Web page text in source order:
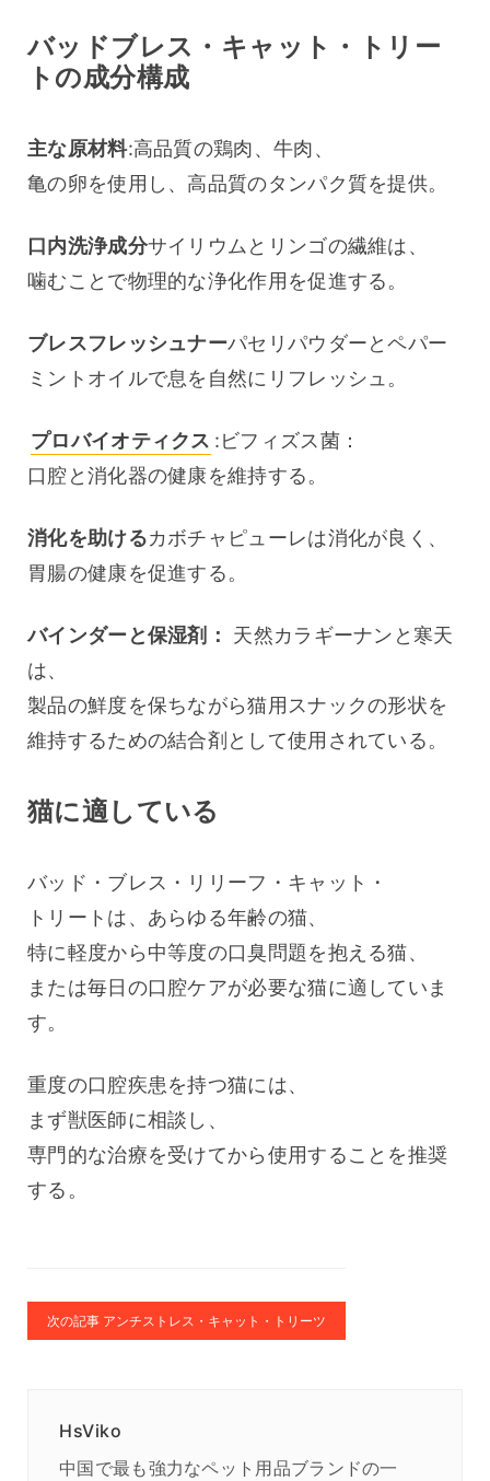
バッドブレス・キャット・トリー
トの成分構成
主な原材料:高品質の鶏肉、牛肉、
亀の卵を使用し、高品質のタンパク質を提供。
口内洗浄成分サイリウムとリンゴの繊維は、
噛むことで物理的な浄化作用を促進する。
ブレスフレッシュナーパセリパウダーとペパー
ミントオイルで息を自然にリフレッシュ。
プロバイオティクス :ビフィズス菌：
口腔と消化器の健康を維持する。
消化を助けるカボチャピューレは消化が良く、
胃腸の健康を促進する。
バインダーと保湿剤：
天然カラギーナンと寒天
は、
製品の鮮度を保ちながら猫用スナックの形状を
維持するための結合剤として使用されている。
猫に適している
バッド・ブレス・リリーフ・キャット・
トリートは、あらゆる年齢の猫、
特に軽度から中等度の口臭問題を抱える猫、
または毎日の口腔ケアが必要な猫に適していま
す。
重度の口腔疾患を持つ猫には、
まず獣医師に相談し、
専門的な治療を受けてから使用することを推奨
する。
次の記事 アンチストレス・キャット・トリーツ
HsViko
中国で最も強力なペット用品ブランドの一